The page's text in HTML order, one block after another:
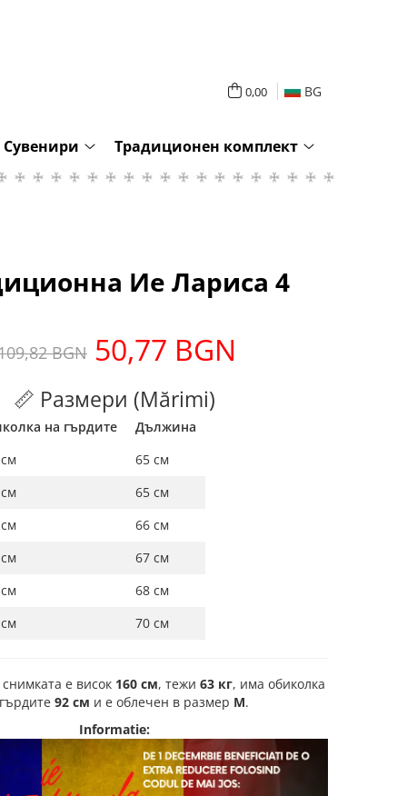
0,00 BG
Сувенири Традиционен комплект
Ие Лариса 4
BGN 50,77 BGN
📏 Размери (Mărimi)
на гърдите
Дължина
65 см
65 см
66 см
67 см
68 см
70 см
е висок 160 см, тежи 63 кг, има обиколка
92 см и е облечен в размер M.
Informatie: